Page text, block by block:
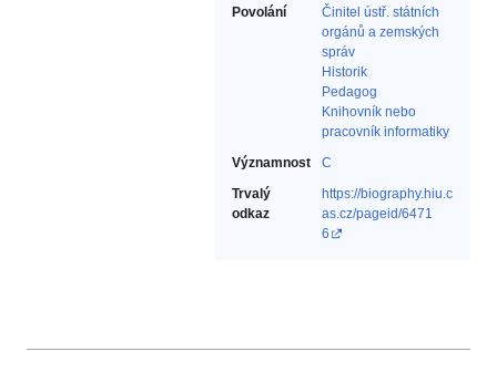
Povolání
Činitel ústř. státních
orgánů a zemských
správ‎
Historik‎
Pedagog‎
Knihovník nebo
pracovník informatiky‎
Významnost
C
Trvalý
odkaz
https://biography.hiu.c
as.cz/pageid/6471
6